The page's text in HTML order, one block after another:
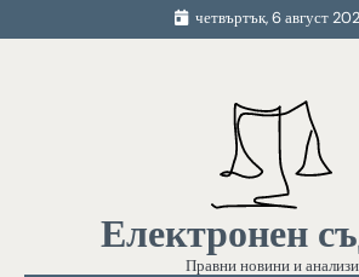
to
четвъртък, 6 август
Електронен
Правни новини и анализи